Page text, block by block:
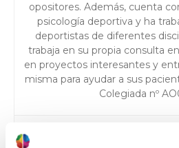
opositores. Además, cuenta
psicología deportiva y ha
deportistas de diferentes
trabaja en su propia consulta
en proyectos interesantes y
misma para ayudar a sus
Colegiada nº